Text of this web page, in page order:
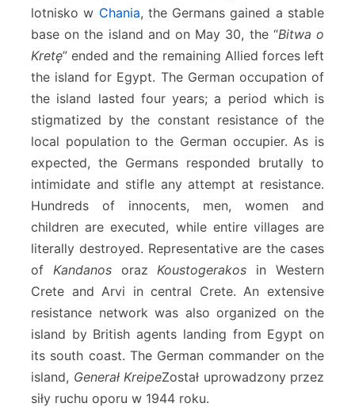
lotnisko w Chania, the Germans gained a stable
base on the island and on May 30, the “Bitwa o
Kretę” ended and the remaining Allied forces left
the island for Egypt. The German occupation of
the island lasted four years; a period which is
stigmatized by the constant resistance of the
local population to the German occupier. As is
expected, the Germans responded brutally to
intimidate and stifle any attempt at resistance.
Hundreds of innocents, men, women and
children are executed, while entire villages are
literally destroyed. Representative are the cases
of Kandanosoraz Koustogerakos in Western
Crete and Arvi in ​​central Crete. An extensive
resistance network was also organized on the
island by British agents landing from Egypt on
its south coast. The German commander on the
island, Generał KreipeZostał uprowadzony przez
siły ruchu oporu w 1944 roku.